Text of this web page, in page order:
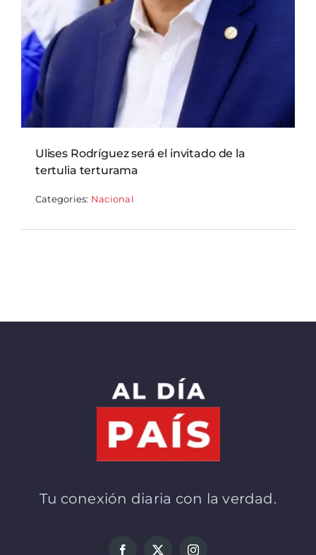
Ulises Rodríguez será el invitado de la
tertulia terturama
Categories: Nacional
Tu conexión diaria con la verdad.